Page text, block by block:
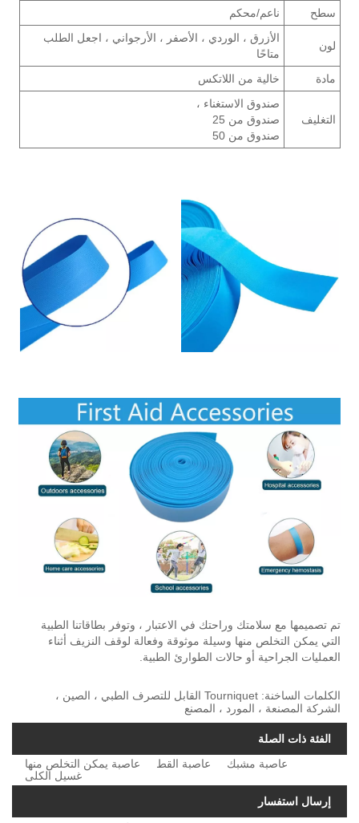
سطح ناعم/محكم
لون
الأزرق ، الوردي ، الأصفر ، الأرجواني ، اجعل الطلب
متاحًا
مادة
خالية من اللاتكس
التغليف
صندوق الاستغناء ،
صندوق من 25
صندوق من 50
تم تصميمها مع سلامتك وراحتك في الاعتبار ، وتوفر بطاقاتنا الطبية
التي يمكن التخلص منها وسيلة موثوقة وفعالة لوقف النزيف أثناء
العمليات الجراحية أو حالات الطوارئ الطبية.
الكلمات الساخنة: Tourniquet القابل للتصرف الطبي ، الصين ،
الشركة المصنعة ، المورد ، المصنع
الفئة ذات الصلة
عاصبة يمكن التخلص منها
عاصبة القط
عاصبة مشبك
غسيل الكلى
إرسال استفسار